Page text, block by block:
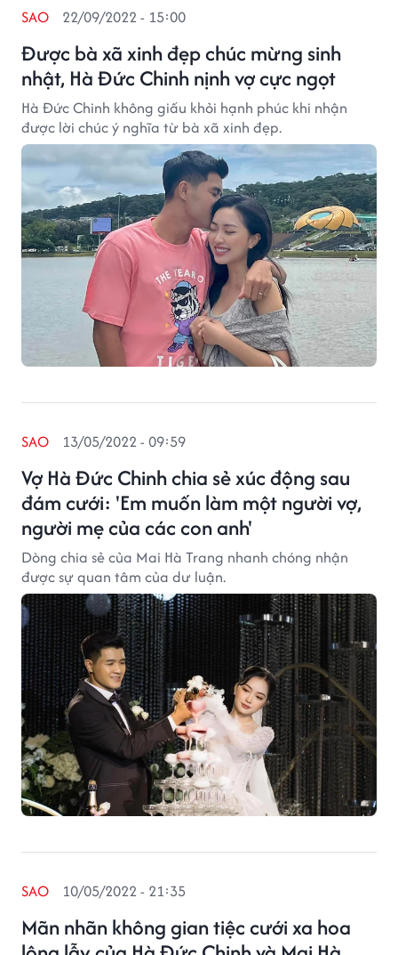
Được bà xã xinh đẹp chúc mừng sinh
nhật, Hà Đức Chinh nịnh vợ cực ngọt
SAO 22/09/2022 - 15:00
Hà Đức Chinh không giấu khỏi hạnh phúc khi nhận
được lời chúc ý nghĩa từ bà xã xinh đẹp.
Vợ Hà Đức Chinh chia sẻ xúc động sau
đám cưới: 'Em muốn làm một người vợ,
người mẹ của các con anh'
SAO 13/05/2022 - 09:59
Dòng chia sẻ của Mai Hà Trang nhanh chóng nhận
được sự quan tâm của dư luận.
Mãn nhãn không gian tiệc cưới xa hoa
SAO 10/05/2022 - 21:35